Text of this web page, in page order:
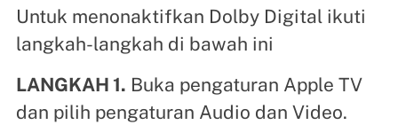
Untuk menonaktifkan Dolby Digital ikuti
langkah-langkah di bawah ini
LANGKAH 1. Buka pengaturan Apple TV
dan pilih pengaturan Audio dan Video.